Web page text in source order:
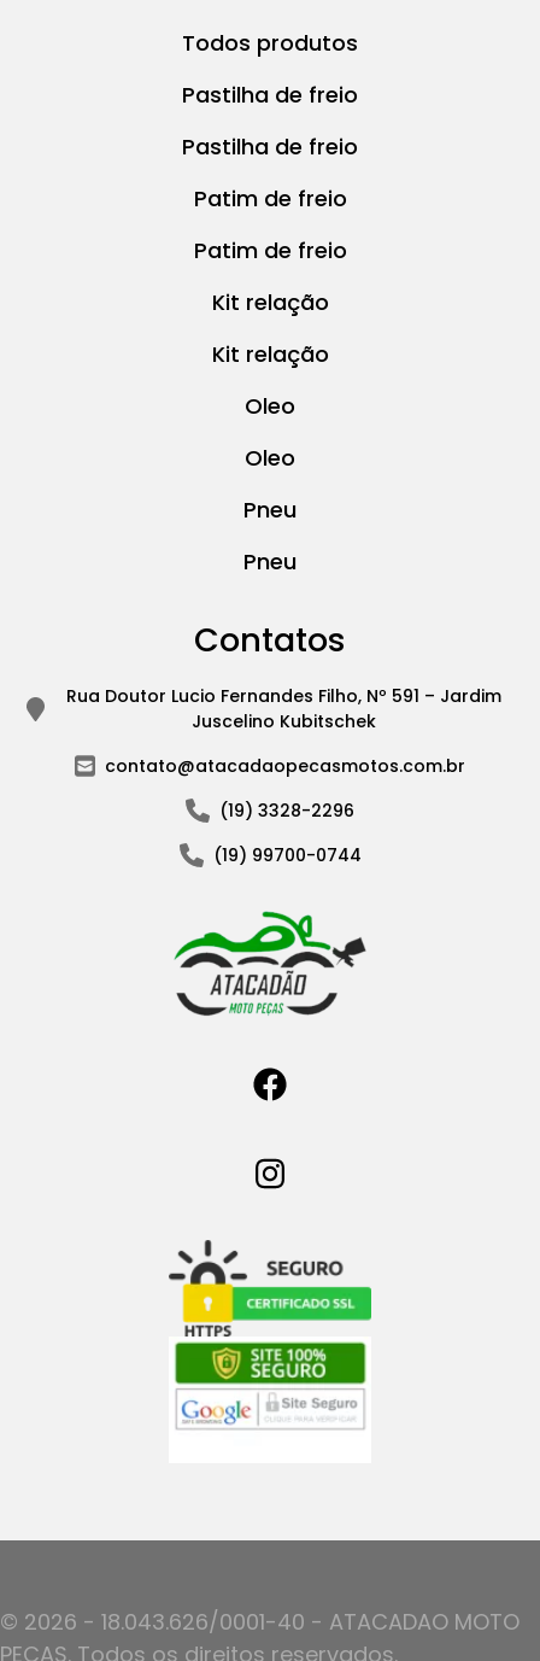
Todos produtos
Pastilha de freio
Pastilha de freio
Patim de freio
Patim de freio
Kit relação
Kit relação
Oleo
Oleo
Pneu
Pneu
Contatos
Rua Doutor Lucio Fernandes Filho, Nº 591 – Jardim
Juscelino Kubitschek
contato@atacadaopecasmotos.com.br
(19) 3328-2296
(19) 99700-0744
© 2026 - 18.043.626/0001-40 - ATACADAO MOTO
PECAS. Todos os direitos reservados.